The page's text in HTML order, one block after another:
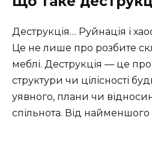
Деструкція… Руйнація і
Це не лише про розбите
меблі. Деструкція — це
структури чи цілісності
уявного, плани чи
спільнота. Від